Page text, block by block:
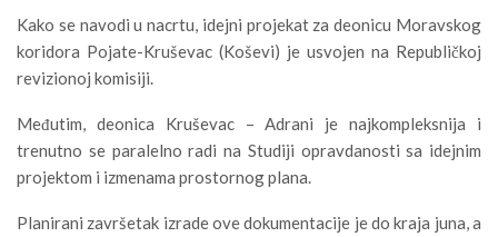
Kako se navodi u nacrtu, idejni projekat za deonicu Moravskog
koridora Pojate-Kruševac (Koševi) je usvojen na Republičkoj
revizionoj komisiji.
Međutim, deonica Kruševac – Adrani je najkompleksnija i
trenutno se paralelno radi na Studiji opravdanosti sa idejnim
projektom i izmenama prostornog plana.
Planirani završetak izrade ove dokumentacije je do kraja juna, a